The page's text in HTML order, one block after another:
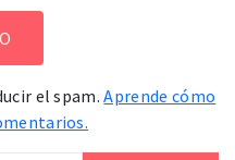
el spam.Aprende cómo